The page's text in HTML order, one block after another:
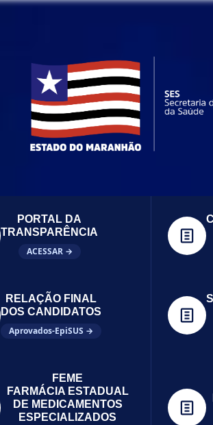
PORTAL DA
TRANSPARÊNCIA
ACESSAR →
RELAÇÃO FINAL
DOS CANDIDATOS
Aprovados-EpiSUS →
FEME
FARMÁCIA ESTADUAL
DE MEDICAMENTOS
ESPECIALIZADOS